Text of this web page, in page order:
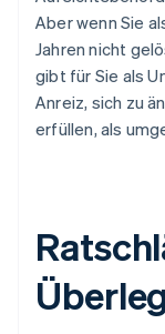
Aber wenn Sie
Jahren nicht
gibt für Sie als
Anreiz, sich zu
erfüllen, als